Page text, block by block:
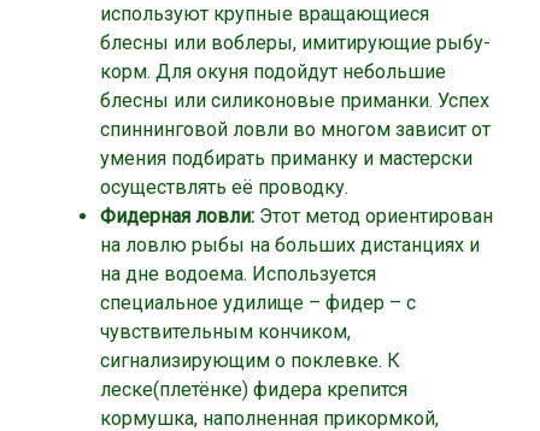
используют крупные вращающиеся
блесны или воблеры, имитирующие рыбу-
корм. Для окуня подойдут небольшие
блесны или силиконовые приманки. Успех
спиннинговой ловли во многом зависит от
умения подбирать приманку и мастерски
осуществлять её проводку.
Фидерная ловли:Этот метод ориентирован
на ловлю рыбы на больших дистанциях и
на дне водоема. Используется
специальное удилище – фидер – с
чувствительным кончиком,
сигнализирующим о поклевке. К
леске(плетёнке) фидера крепится
кормушка, наполненная прикормкой,